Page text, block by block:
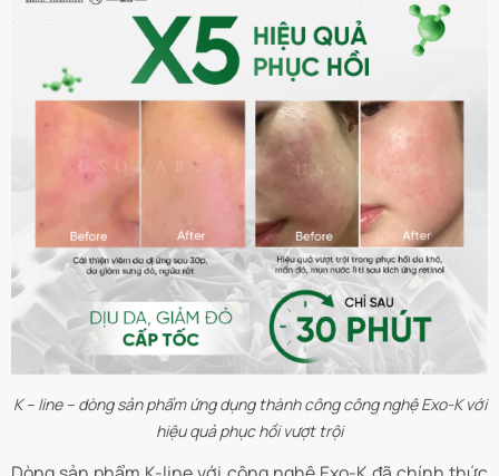
K – line – dòng sản phẩm ứng dụng thành công công nghệ Exo-K với
hiệu quả phục hồi vượt trội